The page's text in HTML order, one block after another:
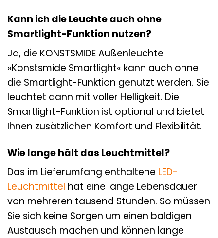
Kann ich die Leuchte auch ohne
Smartlight-Funktion nutzen?
Ja, die KONSTSMIDE Außenleuchte
»Konstsmide Smartlight« kann auch ohne
die Smartlight-Funktion genutzt werden. Sie
leuchtet dann mit voller Helligkeit. Die
Smartlight-Funktion ist optional und bietet
Ihnen zusätzlichen Komfort und Flexibilität.
Wie lange hält das Leuchtmittel?
Das im Lieferumfang enthaltene LED-
Leuchtmittel hat eine lange Lebensdauer
von mehreren tausend Stunden. So müssen
Sie sich keine Sorgen um einen baldigen
Austausch machen und können lange